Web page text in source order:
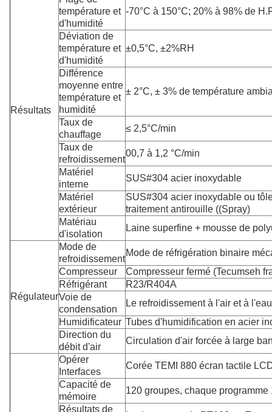
Résultats
température et
d'humidité
-70°C à 150°C; 20% à 98% de
Déviation de
température et
d'humidité
±0,5°C, ±2%RH
Différence
moyenne entre
température et
humidité
± 2°C, ± 3% de température
Taux de
chauffage
≤ 2,5°C/min
Taux de
refroidissement
00,7 à 1,2 °C/min
Matériel
interne
SUS#304 acier inoxydable
Matériel
extérieur
SUS#304 acier inoxydable ou
traitement antirouille ((Spray)
Matériau
d'isolation
Laine superfine + mousse de
Régulateur
Mode de
refroidissement
Mode de réfrigération binaire
Compresseur
Compresseur fermé (Tecumseh
Réfrigérant
R23/R404A
Voie de
condensation
Le refroidissement à l'air et à l'eau
Humidificateur Tubes d'humidification en acier
Direction du
débit d'air
Circulation d'air forcée à large
Opérer
Interfaces
Corée TEMI 880 écran tactile
Capacité de
mémoire
120 groupes, chaque programme
Résultats de